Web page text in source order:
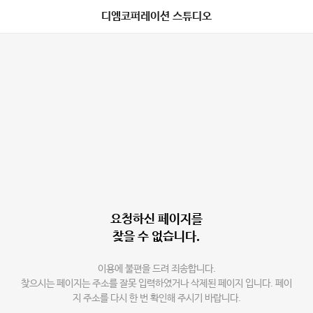
디엠코퍼레이션 스튜디오
요청하신 페이지를
찾을 수 없습니다.
이용에 불편을 드려 죄송합니다.
찾으시는 페이지는 주소를 잘못 입력하였거나 삭제된 페이지 입니다. 페이
지 주소를 다시 한 번 확인해 주시기 바랍니다.